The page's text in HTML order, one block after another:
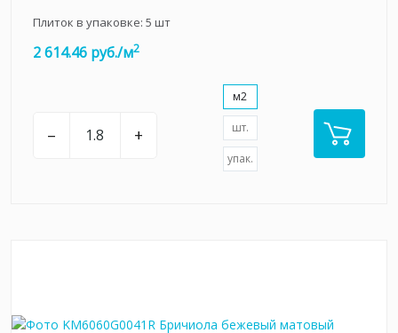
Плиток в упаковке: 5 шт
2 614.46 руб./м2
– +
м2
шт.
упак.